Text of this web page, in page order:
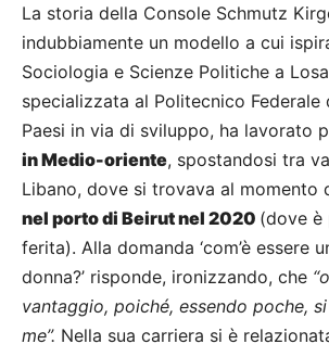
La storia della Console Schmutz
indubbiamente un modello a cui
Sociologia e Scienze Politiche a
specializzata al Politecnico Federale
Paesi in via di sviluppo, ha lavorato
in Medio-oriente, spostandosi tra
Libano, dove si trovava al momento
nel porto di Beirut nel 2020 (dove è
ferita). Alla domanda ‘com’è essere
donna?’ risponde, ironizzando, che
vantaggio, poiché, essendo poche,
me”. Nella sua carriera si è